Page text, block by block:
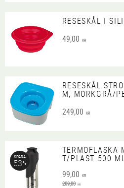
RESESKÅL I
49,00 KR
RESESKÅL
M, MÖRKGRÅ/
249,00 KR
TERMOFLASKA
T/PLAST 500
99,00 KR
209,00 KR
SPARA
53%